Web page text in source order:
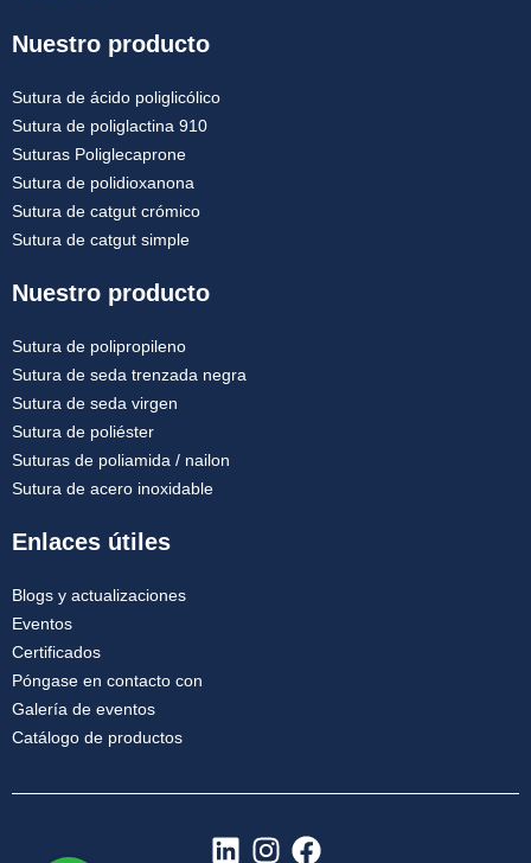
Nuestro producto
Sutura de ácido poliglicólico
Sutura de poliglactina 910
Suturas Poliglecaprone
Sutura de polidioxanona
Sutura de catgut crómico
Sutura de catgut simple
Nuestro producto
Sutura de polipropileno
Sutura de seda trenzada negra
Sutura de seda virgen
Sutura de poliéster
Suturas de poliamida / nailon
Sutura de acero inoxidable
Enlaces útiles
Blogs y actualizaciones
Eventos
Certificados
Póngase en contacto con
Galería de eventos
Catálogo de productos
L
I
F